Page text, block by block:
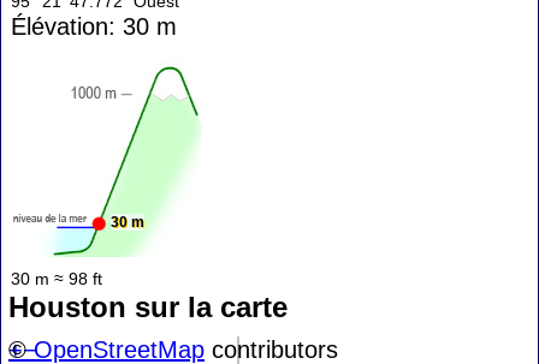
Élévation: 30 m
30 m
30 m ≈ 98 ft
Houston sur la carte
+−
©OpenStreetMap contributors